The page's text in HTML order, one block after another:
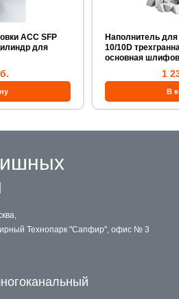
SFP
для
Наполнитель для
10/10D трехгранная
основная
1
Технопарк "Сапфир", офис № 3